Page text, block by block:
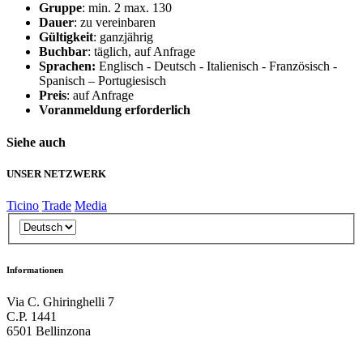
Gruppe: min. 2 max. 130
Dauer: zu vereinbaren
Gültigkeit: ganzjährig
Buchbar: täglich, auf Anfrage
Sprachen: Englisch - Deutsch - Italienisch - Französisch -
Spanisch – Portugiesisch
Preis: auf Anfrage
Voranmeldung erforderlich
Siehe auch
UNSER NETZWERK
Ticino Trade Media
Informationen
Via C. Ghiringhelli 7
C.P. 1441
6501 Bellinzona